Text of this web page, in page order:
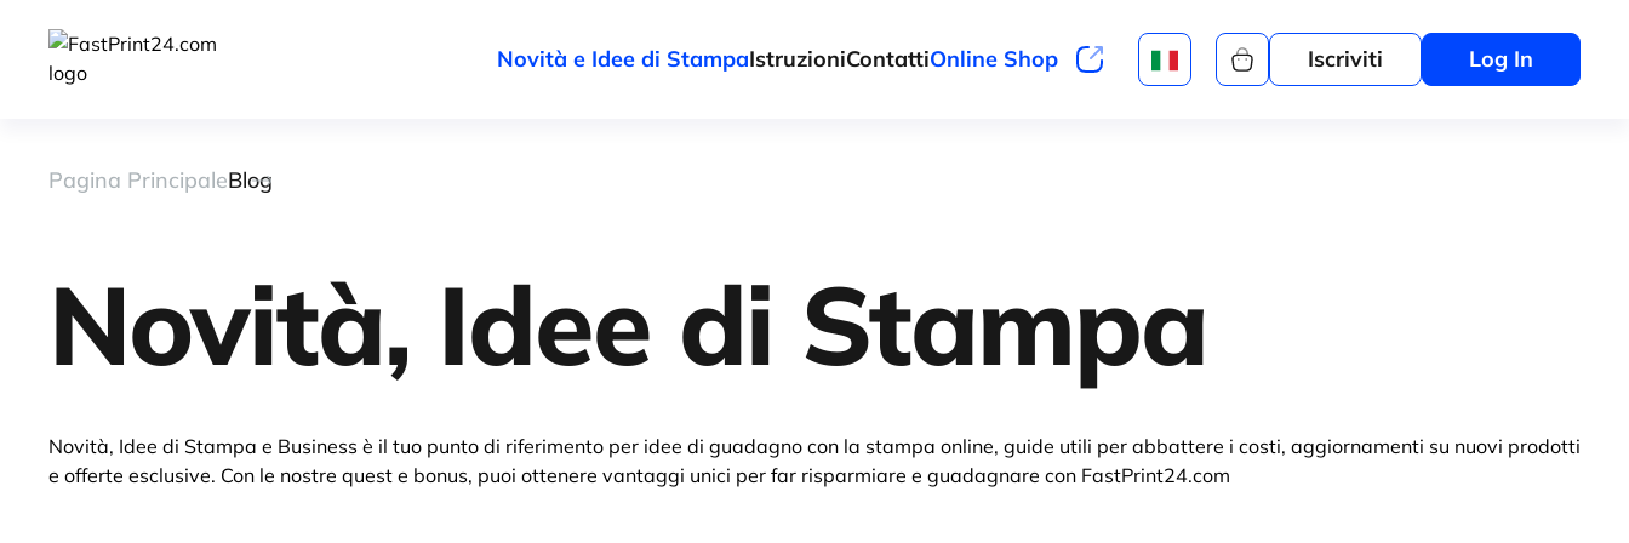
Novità e Idee di StampaIstruzioniContattiOnline Shop Iscriviti Log In
Pagina PrincipaleBlog
Novità, Idee di Stampa
Novità, Idee di Stampa e Business è il tuo punto di riferimento per idee di guadagno con la stampa online, guide utili per abbattere i costi, aggiornamenti su nuovi prodotti
e offerte esclusive. Con le nostre quest e bonus, puoi ottenere vantaggi unici per far risparmiare e guadagnare con FastPrint24.com